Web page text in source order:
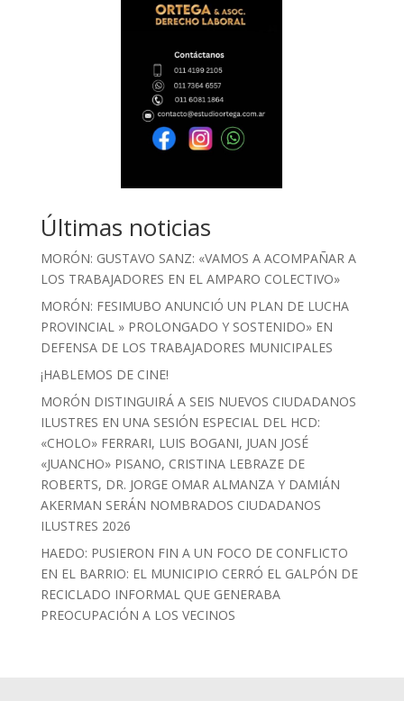
Últimas noticias
MORÓN: GUSTAVO SANZ: «VAMOS A ACOMPAÑAR A
LOS TRABAJADORES EN EL AMPARO COLECTIVO»
MORÓN: FESIMUBO ANUNCIÓ UN PLAN DE LUCHA
PROVINCIAL » PROLONGADO Y SOSTENIDO» EN
DEFENSA DE LOS TRABAJADORES MUNICIPALES
¡HABLEMOS DE CINE!
MORÓN DISTINGUIRÁ A SEIS NUEVOS CIUDADANOS
ILUSTRES EN UNA SESIÓN ESPECIAL DEL HCD:
«CHOLO» FERRARI, LUIS BOGANI, JUAN JOSÉ
«JUANCHO» PISANO, CRISTINA LEBRAZE DE
ROBERTS, DR. JORGE OMAR ALMANZA Y DAMIÁN
AKERMAN SERÁN NOMBRADOS CIUDADANOS
ILUSTRES 2026
HAEDO: PUSIERON FIN A UN FOCO DE CONFLICTO
EN EL BARRIO: EL MUNICIPIO CERRÓ EL GALPÓN DE
RECICLADO INFORMAL QUE GENERABA
PREOCUPACIÓN A LOS VECINOS